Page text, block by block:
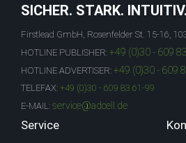
SICHER. STARK. INTUITIV.
Firstlead GmbH, Rosenfelder St. 15-16,
HOTLINE PUBLISHER: +49 (0)30 - 609
HOTLINE ADVERTISER: +49 (0)30 - 609
TELEFAX: +49 (0)30 - 609 83 61-99
E-MAIL: service@adcell.de
Service